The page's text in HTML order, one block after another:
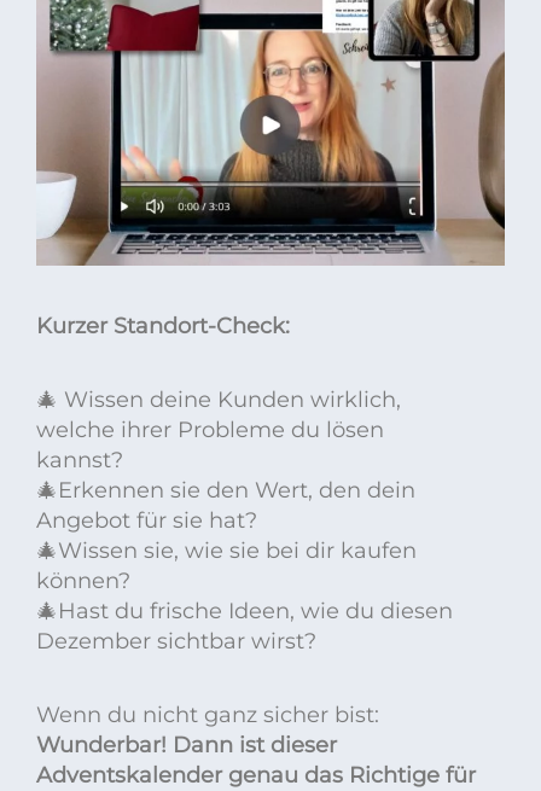
Kurzer Standort-Check:
🎄 Wissen deine Kunden wirklich,
welche ihrer Probleme du lösen
kannst?
🎄Erkennen sie den Wert, den dein
Angebot für sie hat?
🎄Wissen sie, wie sie bei dir kaufen
können?
🎄Hast du frische Ideen, wie du diesen
Dezember sichtbar wirst?
Wenn du nicht ganz sicher bist:
Wunderbar! Dann ist dieser
Adventskalender genau das Richtige für